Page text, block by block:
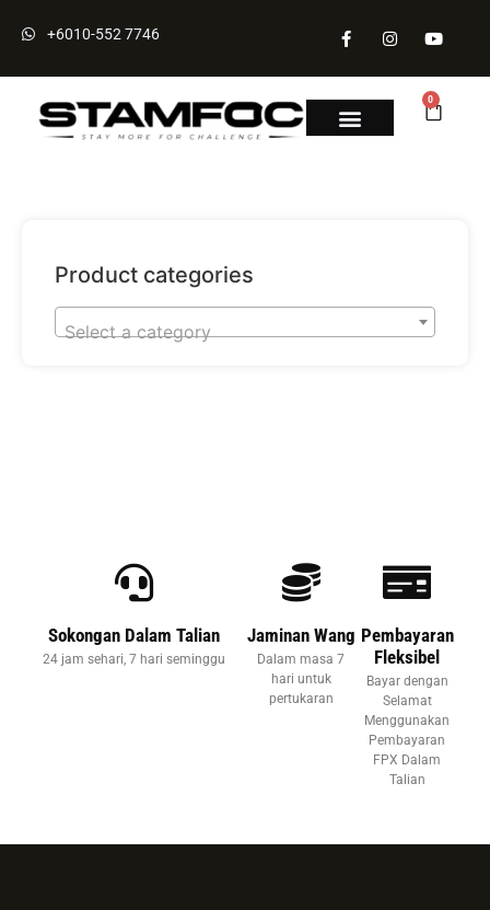
+6010-552 7746
0
Product categories
Select a category
Sokongan Dalam Talian
24 jam sehari, 7 hari seminggu
Jaminan Wang
Dalam masa 7
hari untuk
pertukaran
Pembayaran
Fleksibel
Bayar dengan
Selamat
Menggunakan
Pembayaran
FPX Dalam
Talian